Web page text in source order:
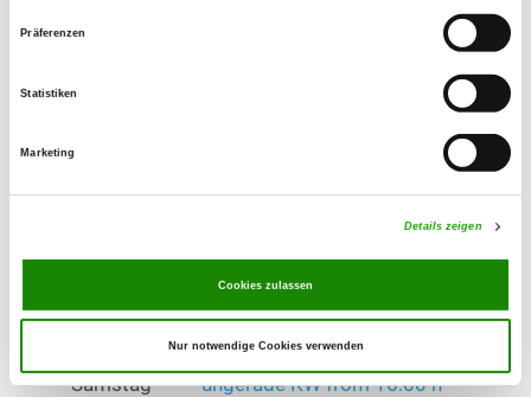
Präferenzen
Statistiken
Marketing
Details zeigen
Cookies zulassen
Nur notwendige Cookies verwenden
Homepage:
Angebot:
Ringtraining
Samstag ungerade KW from 16:00 h
Sonntag gerade KW from 10:00 h
Übungszeiten im Winter:
Samstag ungerade KW from 16:00 h